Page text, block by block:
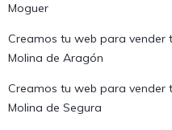
Moguer
Creamos tu web para vender
Molina de Aragón
Creamos tu web para vender
Molina de Segura